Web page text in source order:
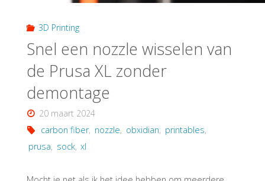
3D Printing
Snel een nozzle wisselen van
de Prusa XL zonder
demontage
20 maart 2024
carbon fiber, nozzle, obxidian, printables,
prusa, sock, xl